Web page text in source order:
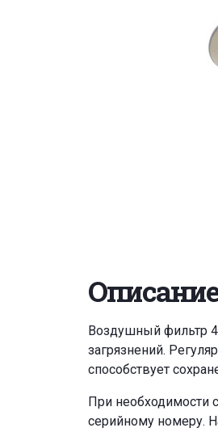
Описание
Воздушный фильтр
загрязнений.
способствует
При необходимости
серийному номеру.